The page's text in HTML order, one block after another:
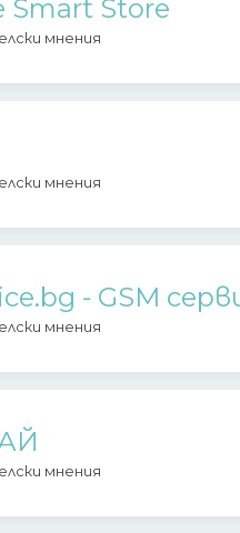
Smart Store
мнения
мнения
- GSM
мнения
мнения